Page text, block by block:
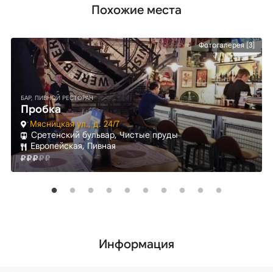
Похожие места
Фотогалерея [3]
БАР, ПИВНОЙ РЕСТОРАН
Пробка
Мясницкая ул., д. 24/7
Сретенский бульвар, Чистые пруды
Европейская, Пивная
Информация